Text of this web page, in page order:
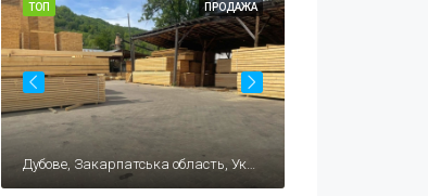
ПРОДАЖА
ТОП